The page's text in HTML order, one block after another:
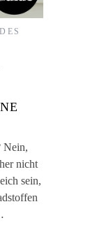
Nein,
nicht
sein,